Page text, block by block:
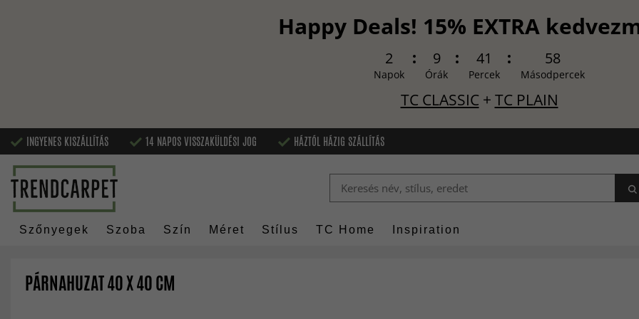
Happy Deals! 15% EXTRA
2
Napok
9
Órák
41
Percek
57
Másodpercek
TC CLASSIC+ TC PLAIN
INGYENES KISZÁLLÍTÁS 14 NAPOS VISSZAKÜLDÉSI JOG HÁZTÓL HÁZIG SZÁLLÍTÁS
Szőnyegek Szoba Szín Méret Stílus TC Home Inspiration
PÁRNAHUZAT 40 X 40 CM